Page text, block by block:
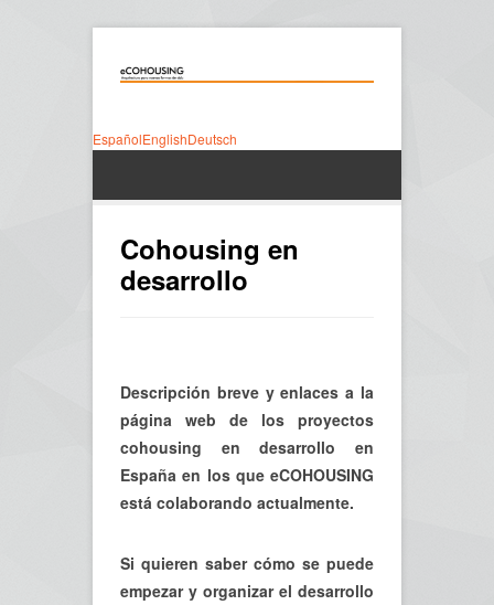
EspañolEnglishDeutsch
Cohousing en
desarrollo
Descripción breve y enlaces a la
página web de los proyectos
cohousing en desarrollo en
España en los que eCOHOUSING
está colaborando actualmente.
Si quieren saber cómo se puede
empezar y organizar el desarrollo